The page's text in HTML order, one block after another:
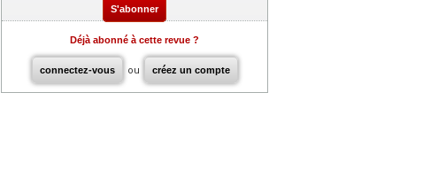
S'abonner
Déjà abonné à cette revue ?
connectez-vous ou créez un compte